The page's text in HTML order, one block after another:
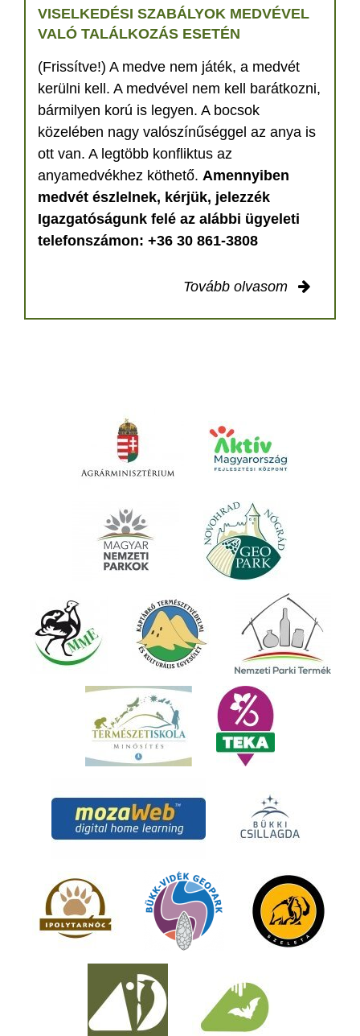
VISELKEDÉSI SZABÁLYOK MEDVÉVEL
VALÓ TALÁLKOZÁS ESETÉN
(Frissítve!) A medve nem játék, a medvét
kerülni kell. A medvével nem kell barátkozni,
bármilyen korú is legyen. A bocsok
közelében nagy valószínűséggel az anya is
ott van. A legtöbb konfliktus az
anyamedvékhez köthető. Amennyiben
medvét észlelnek, kérjük, jelezzék
Igazgatóságunk felé az alábbi ügyeleti
telefonszámon: +36 30 861-3808
Tovább olvasom